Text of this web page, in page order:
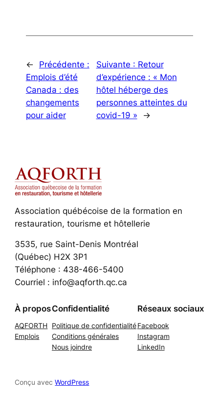
←
Précédente :
Emplois d’été
Canada : des
changements
pour aider
Suivante : Retour
d’expérience : « Mon
hôtel héberge des
personnes atteintes du
covid-19 »
→
Association québécoise de la formation en
restauration, tourisme et hôtellerie
3535, rue Saint-Denis Montréal
(Québec) H2X 3P1
Téléphone : 438-466-5400
Courriel : info@aqforth.qc.ca
À propos
AQFORTH
Emplois
Confidentialité
Politique de confidentialité
Conditions générales
Nous joindre
Réseaux sociaux
Facebook
Instagram
LinkedIn
Conçu avecWordPress